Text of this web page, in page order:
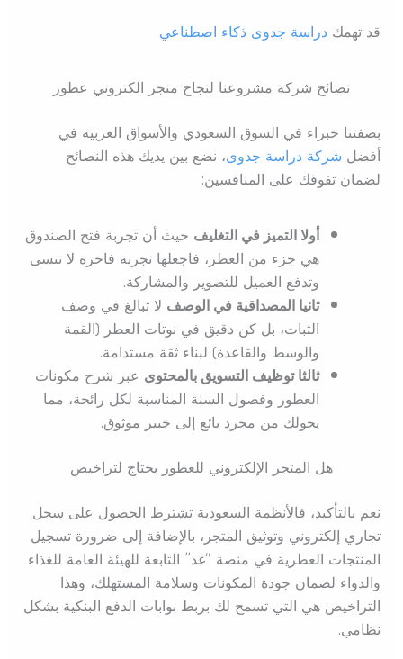
قد تهمك دراسة جدوى ذكاء اصطناعي
نصائح شركة مشروعنا لنجاح متجر الكتروني عطور
بصفتنا خبراء في السوق السعودي والأسواق العربية في
أفضل شركة دراسة جدوى، نضع بين يديك هذه النصائح
لضمان تفوقك على المنافسين:
أولا التميز في التغليفحيث أن تجربة فتح الصندوق
هي جزء من العطر، فاجعلها تجربة فاخرة لا تنسى
وتدفع العميل للتصوير والمشاركة.
ثانيا المصداقية في الوصفلا تبالغ في وصف
الثبات، بل كن دقيق في نوتات العطر (القمة
والوسط والقاعدة) لبناء ثقة مستدامة.
ثالثا توظيف التسويق بالمحتوىعبر شرح مكونات
العطور وفصول السنة المناسبة لكل رائحة، مما
يحولك من مجرد بائع إلى خبير موثوق.
هل المتجر الإلكتروني للعطور يحتاج لتراخيص
نعم بالتأكيد، فالأنظمة السعودية تشترط الحصول على سجل
تجاري إلكتروني وتوثيق المتجر، بالإضافة إلى ضرورة تسجيل
المنتجات العطرية في منصة “غد” التابعة للهيئة العامة للغذاء
والدواء لضمان جودة المكونات وسلامة المستهلك، وهذا
التراخيص هي التي تسمح لك بربط بوابات الدفع البنكية بشكل
نظامي.